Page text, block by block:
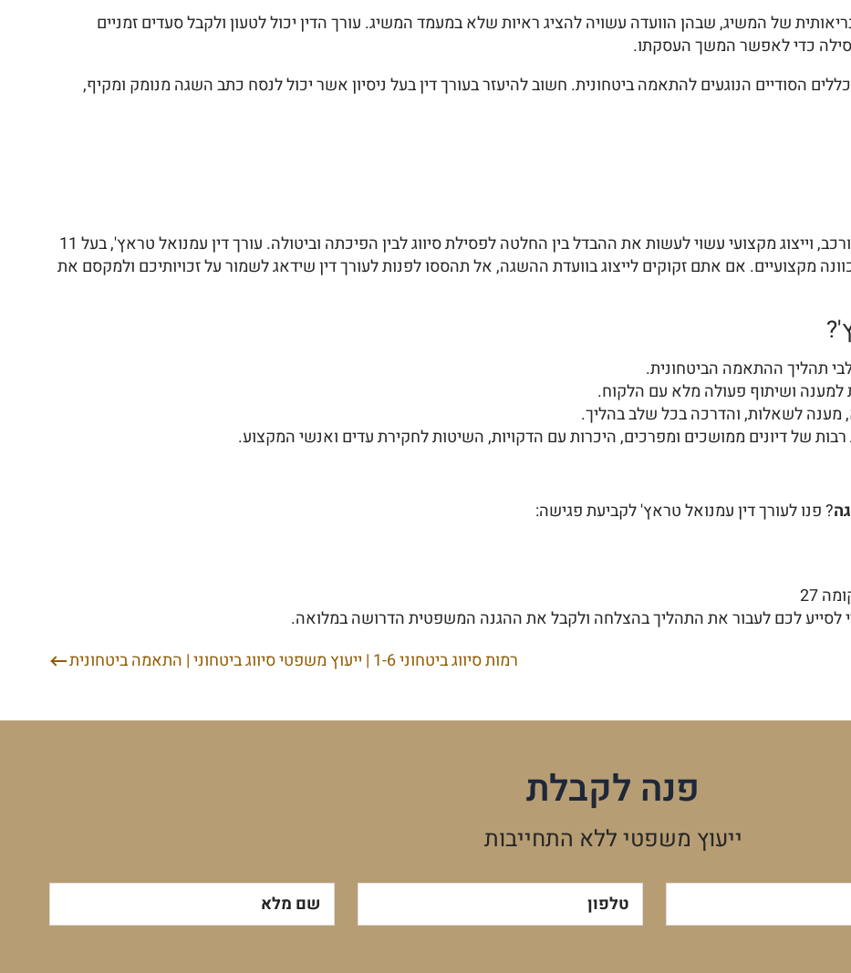
של המשיג, שבהן הוועדה עשויה להציג ראיות שלא במעמד המשיג. עורך הדין יכול לטעון ולקבל סעדים זמניים
כדי לאפשר המשך העסקתו.
הסודיים הנוגעים להתאמה ביטחונית. חשוב להיעזר בעורך דין בעל ניסיון אשר יכול לנסח כתב השגה מנומק ומקיף,
הוא תהליך מורכב, וייצוג מקצועי עשוי לעשות את ההבדל בין החלטה לפסילת סיווג לבין הפיכתה וביטולה. עורך דין עמנואל טראץ', בעל 11
מקצועיים. אם אתם זקוקים לייצוג בוועדת ההשגה, אל תהססו לפנות לעורך דין שידאג לשמור על זכויותיכם ולמקסם את
תהליך ההתאמה הביטחונית.
למענה ושיתוף פעולה מלא עם הלקוח.
מענה לשאלות, והדרכה בכל שלב בהליך.
רבות של דיונים ממושכים ומפרכים, היכרות עם הדקויות, השיטות לחקירת עדים ואנשי המקצוע.
? פנו לעורך דין עמנואל טראץ' לקביעת פגישה:
לסייע לכם לעבור את התהליך בהצלחה ולקבל את ההגנה המשפטית הדרושה במלואה.
רמות סיווג ביטחוני 1-6 | ייעוץ משפטי סיווג ביטחוני | התאמה ביטחונית
פנה לקבלת
ייעוץ משפטי ללא התחייבות
שם מלא טלפון